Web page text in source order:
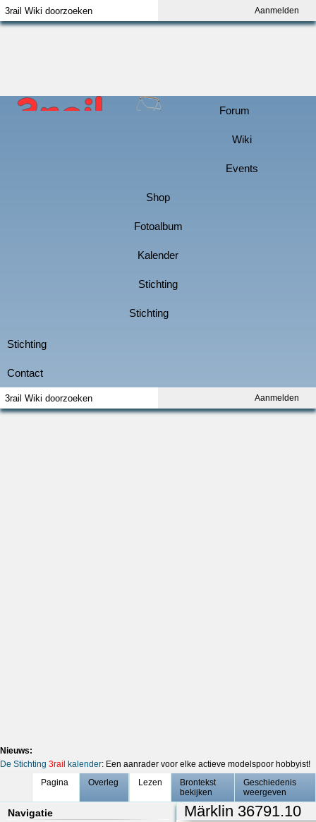
Aanmelden
Aanmelden
Nieuws:
De Stichting 3rail kalender: Een aanrader voor elke actieve modelspoor hobbyist!
Pagina
Overleg Lezen
Brontekst
bekijken
Geschiedenis
weergeven
Navigatie Märklin 36791.10